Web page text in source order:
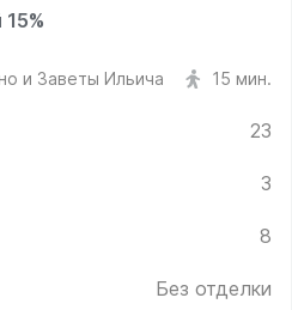
и Заветы Ильича 15 мин.
23
3
8
Без отделки